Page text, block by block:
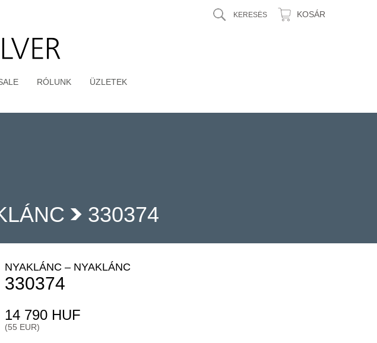
KOSÁR
RÓLUNK ÜZLETEK
>
330374
NYAKLÁNC – NYAKLÁNC
330374
14 790 HUF
(55 EUR)